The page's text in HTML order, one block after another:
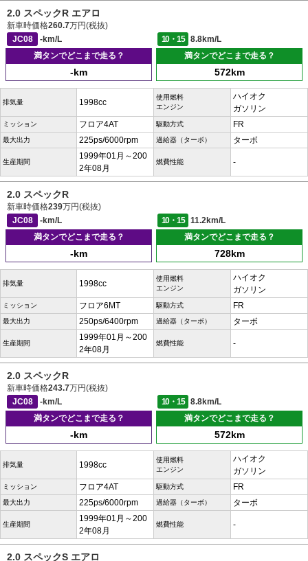
2.0 スペックR エアロ
新車時価格260.7万円(税抜)
JC08
-km/L 10・15
8.8km/L
満タンでどこまで走る？
-km
満タンでどこまで走る？
572km
排気量 1998cc
使用燃料
エンジン
ハイオク
ガソリン
ミッション フロア4AT 駆動方式 FR
最大出力 225ps/6000rpm 過給器（ターボ） ターボ
生産期間
1999年01月～200
2年08月
燃費性能 -
2.0 スペックR
新車時価格239万円(税抜)
JC08
-km/L 10・15
11.2km/L
満タンでどこまで走る？
-km
満タンでどこまで走る？
728km
排気量 1998cc
使用燃料
エンジン
ハイオク
ガソリン
ミッション フロア6MT 駆動方式 FR
最大出力 250ps/6400rpm 過給器（ターボ） ターボ
生産期間
1999年01月～200
2年08月
燃費性能 -
2.0 スペックR
新車時価格243.7万円(税抜)
JC08
-km/L 10・15
8.8km/L
満タンでどこまで走る？
-km
満タンでどこまで走る？
572km
排気量 1998cc
使用燃料
エンジン
ハイオク
ガソリン
ミッション フロア4AT 駆動方式 FR
最大出力 225ps/6000rpm 過給器（ターボ） ターボ
生産期間
1999年01月～200
2年08月
燃費性能 -
2.0 スペックS エアロ